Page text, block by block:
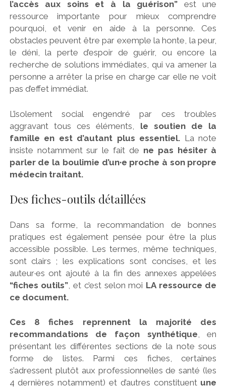
l’accès aux soins et à la guérison” est une
ressource importante pour mieux comprendre
pourquoi, et venir en aide à la personne. Ces
obstacles peuvent être par exemple la honte, la peur,
le déni, la perte d’espoir de guérir, ou encore la
recherche de solutions immédiates, qui va amener la
personne a arrêter la prise en charge car elle ne voit
pas d’effet immédiat.
L’isolement social engendré par ces troubles
aggravant tous ces éléments, le soutien de la
famille en est d’autant plus essentiel. La note
insiste notamment sur le fait de ne pas hésiter à
parler de la boulimie d’un·e proche à son propre
médecin traitant.
Des fiches-outils détaillées
Dans sa forme, la recommandation de bonnes
pratiques est également pensée pour être la plus
accessible possible. Les termes, même techniques,
sont clairs ; les explications sont concises, et les
auteur·es ont ajouté à la fin des annexes appelées
“fiches outils” , et c’est selon moi LA ressource de
ce document.
Ces 8 fiches reprennent la majorité des
recommandations de façon synthétique, en
présentant les différentes sections de la note sous
forme de listes. Parmi ces fiches, certaines
s’adressent plutôt aux professionnel·les de santé (les
4 dernières notamment) et d’autres constituent une